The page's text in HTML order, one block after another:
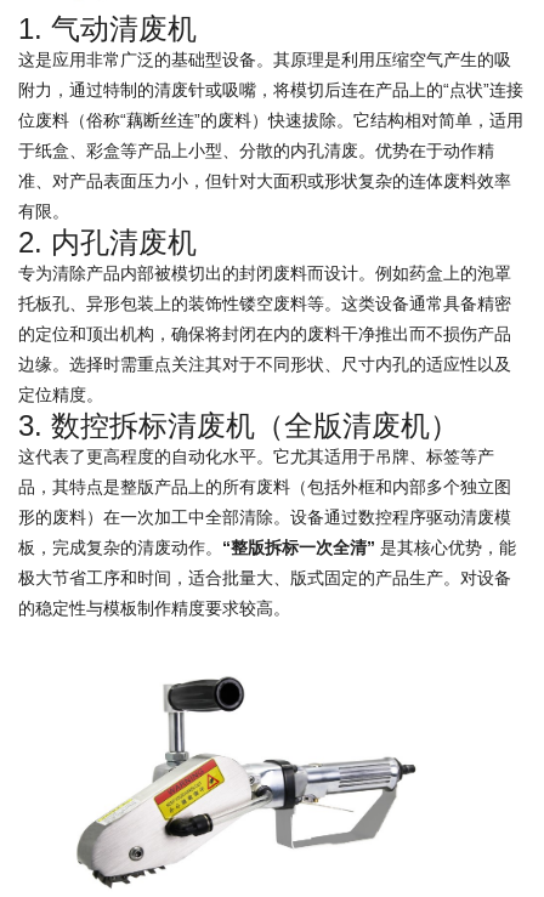
1. 气动清废机
这是应用非常广泛的基础型设备。其原理是利用压缩空气产生的吸
附力，通过特制的清废针或吸嘴，将模切后连在产品上的“点状”连接
位废料（俗称“藕断丝连”的废料）快速拔除。它结构相对简单，适用
于纸盒、彩盒等产品上小型、分散的内孔清废。优势在于动作精
准、对产品表面压力小，但针对大面积或形状复杂的连体废料效率
有限。
2. 内孔清废机
专为清除产品内部被模切出的封闭废料而设计。例如药盒上的泡罩
托板孔、异形包装上的装饰性镂空废料等。这类设备通常具备精密
的定位和顶出机构，确保将封闭在内的废料干净推出而不损伤产品
边缘。选择时需重点关注其对于不同形状、尺寸内孔的适应性以及
定位精度。
3. 数控拆标清废机（全版清废机）
这代表了更高程度的自动化水平。它尤其适用于吊牌、标签等产
品，其特点是整版产品上的所有废料（包括外框和内部多个独立图
形的废料）在一次加工中全部清除。设备通过数控程序驱动清废模
板，完成复杂的清废动作。 “整版拆标一次全清” 是其核心优势，能
极大节省工序和时间，适合批量大、版式固定的产品生产。对设备
的稳定性与模板制作精度要求较高。